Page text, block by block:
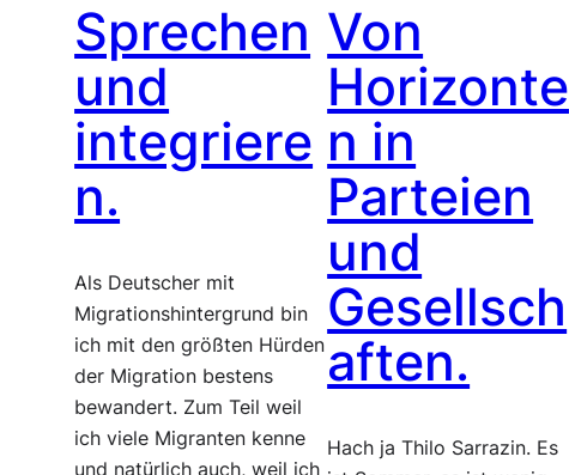
Sprechen
und
integriere
n.
Als Deutscher mit
Migrationshintergrund bin
ich mit den größten Hürden
der Migration bestens
bewandert. Zum Teil weil
ich viele Migranten kenne
und natürlich auch, weil ich
Von
Horizonte
n in
Parteien
und
Gesellsch
aften.
Hach ja Thilo Sarrazin. Es